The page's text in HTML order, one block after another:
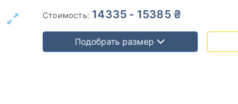
Стоимость: 14335 - 15385 ₴
Подобрать размер